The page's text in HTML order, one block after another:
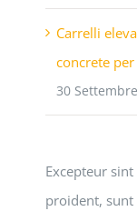
Carrelli
concrete
30
Excepteur
proident,